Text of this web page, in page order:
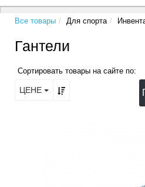
Все товары Для спорта
Гантели
Сортировать товары на сайте по:
ЦЕНЕ